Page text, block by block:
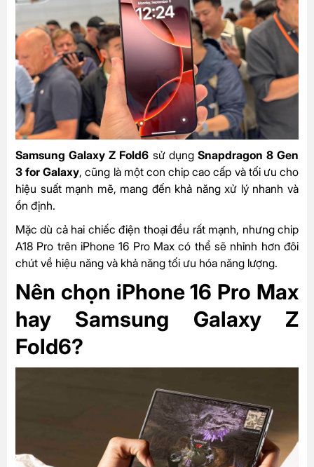
Samsung Galaxy Z Fold6 sử dụng Snapdragon 8 Gen
3 for Galaxy, cũng là một con chip cao cấp và tối ưu cho
hiệu suất mạnh mẽ, mang đến khả năng xử lý nhanh và
ổn định.
Mặc dù cả hai chiếc điện thoại đều rất mạnh, nhưng chip
A18 Pro trên iPhone 16 Pro Max có thể sẽ nhỉnh hơn đôi
chút về hiệu năng và khả năng tối ưu hóa năng lượng.
Nên chọn iPhone 16 Pro Max
hay Samsung Galaxy Z
Fold6?